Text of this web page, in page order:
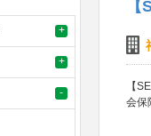
【
会保